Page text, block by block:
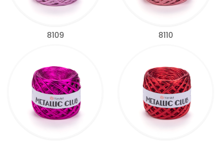
8109 8110